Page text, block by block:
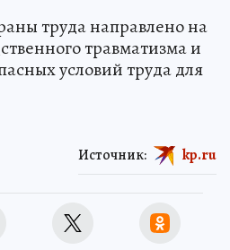
труда направлено на
травматизма и
условий труда для
Источник: kp.ru